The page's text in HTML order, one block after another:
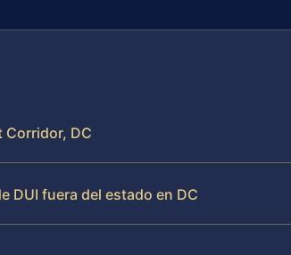
Corridor, DC
DUI fuera del estado en DC